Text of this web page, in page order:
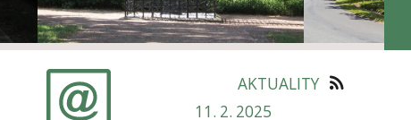
AKTUALITY
11. 2. 2025